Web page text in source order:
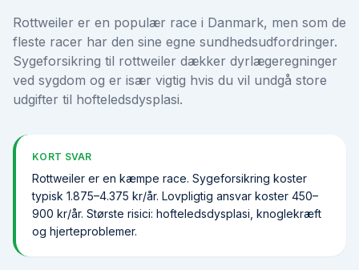
Rottweiler er en populær race i Danmark, men som de
fleste racer har den sine egne sundhedsudfordringer.
Syge­forsikring til rottweiler dækker dyrlægeregninger
ved sygdom og er især vigtig hvis du vil undgå store
udgifter til hofteledsdysplasi.
KORT SVAR
Rottweiler er en kæmpe race. Syge­forsikring koster
typisk 1.875–4.375 kr/år. Lovpligtig ansvar koster 450–
900 kr/år. Største risici: hofteledsdysplasi, knoglekræft
og hjerteproblemer.